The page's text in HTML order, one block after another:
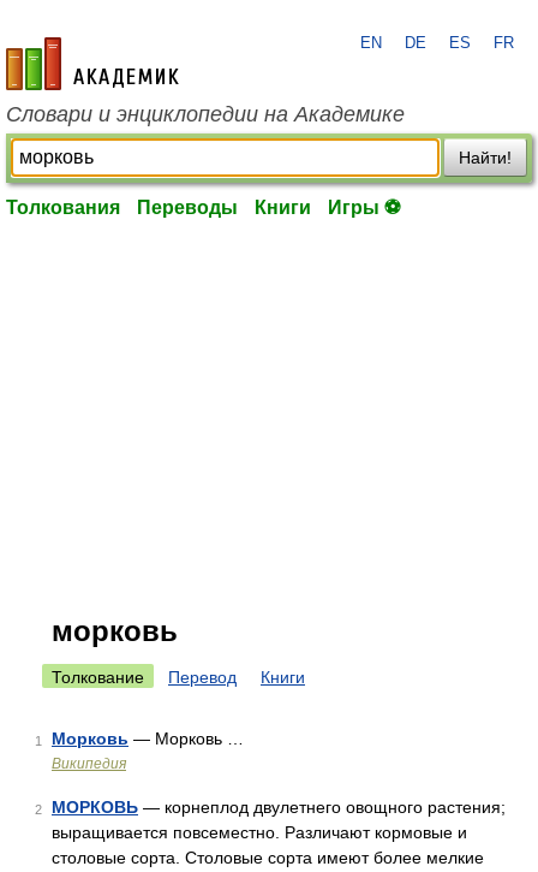
academic.ru
EN DE ES FR
Словари и энциклопедии на Академике
Найти!
Толкования Переводы Книги Игры ⚽
морковь
Толкование Перевод Книги
1 Морковь — Морковь …
Википедия
2 МОРКОВЬ — корнеплод двулетнего овощного растения;
выращивается повсеместно. Различают кормовые и
столовые сорта. Столовые сорта имеют более мелкие